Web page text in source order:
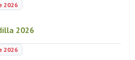
2026
2026
2026